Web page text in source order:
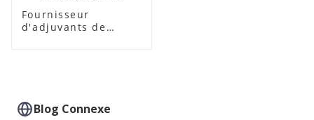
Fournisseur
d'adjuvants de
Blog Connexe